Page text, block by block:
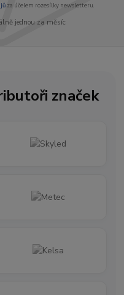
za účelem rozesílky newsletteru.
jednou za měsíc
značek